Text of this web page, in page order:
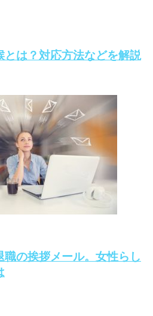
とは？対応方法などを解説
職の挨拶メール。女性らし